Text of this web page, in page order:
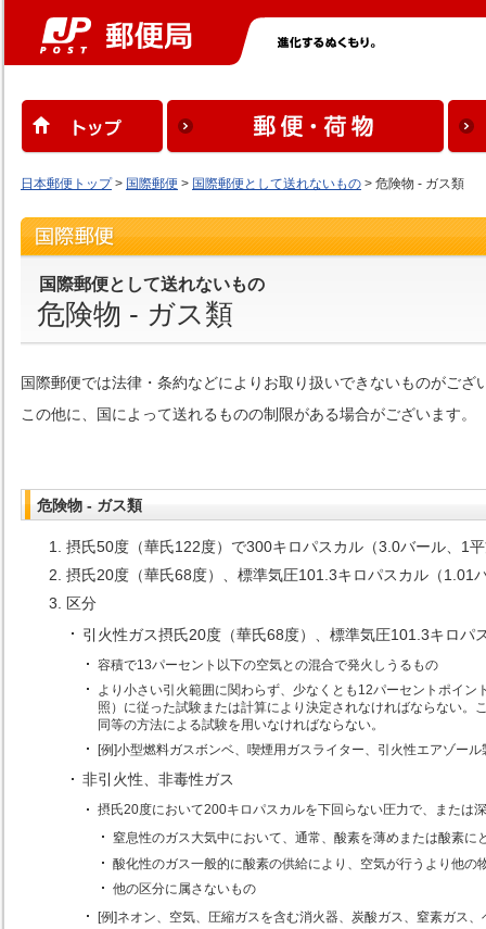
日本郵便トップ> 国際郵便 > 国際郵便として送れないもの > 危険物 - ガス類
国際郵便として送れないもの
危険物 - ガス類
国際郵便では法律・条約などによりお取り扱いできないものがござ
この他に、国によって送れるものの制限がある場合がございます。
危険物 - ガス類
摂氏50度（華氏122度）で300キロパスカル（3.0バール、1
摂氏20度（華氏68度）、標準気圧101.3キロパスカル（1.01
区分
引火性ガス摂氏20度（華氏68度）、標準気圧101.3キロ
容積で13パーセント以下の空気との混合で発火しうるもの
より小さい引火範囲に関わらず、少なくとも12パーセントポイ
照）に従った試験または計算により決定されなければならない
同等の方法による試験を用いなければならない。
[例]小型燃料ガスボンベ、喫煙用ガスライター、引火性エアゾー
非引火性、非毒性ガス
摂氏20度において200キロパスカルを下回らない圧力で、または
窒息性のガス大気中において、通常、酸素を薄めまたは酸素に
酸化性のガス一般的に酸素の供給により、空気が行うより他の
他の区分に属さないもの
[例]ネオン、空気、圧縮ガスを含む消火器、炭酸ガス、窒素ガス、